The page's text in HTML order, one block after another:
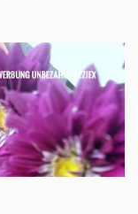
denkt, lasst
seid. TYP
für euch gehört
ein gutes Buch
und genießt
der Typ Genießer.
passen, weil
ein Duschgel mit